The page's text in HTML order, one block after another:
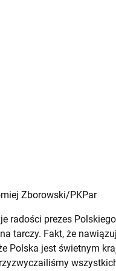
Zborowski/PKPar
radości prezes
tarczy. Fakt, że
Polska jest świetnym